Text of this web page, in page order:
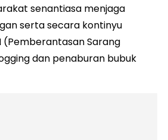
senantiasa menjaga
serta secara kontinyu
(Pemberantasan Sarang
dan penaburan bubuk